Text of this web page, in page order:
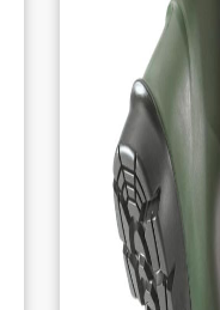
accrue
de chocs.
Adhérence et
semelle
SRC, assure
ce soit dans
terrain.